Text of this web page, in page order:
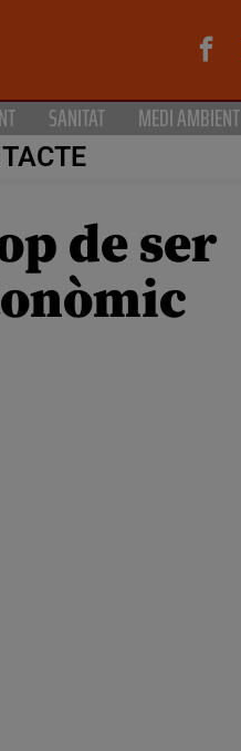
SANITAT MEDI AMBIENT
de ser